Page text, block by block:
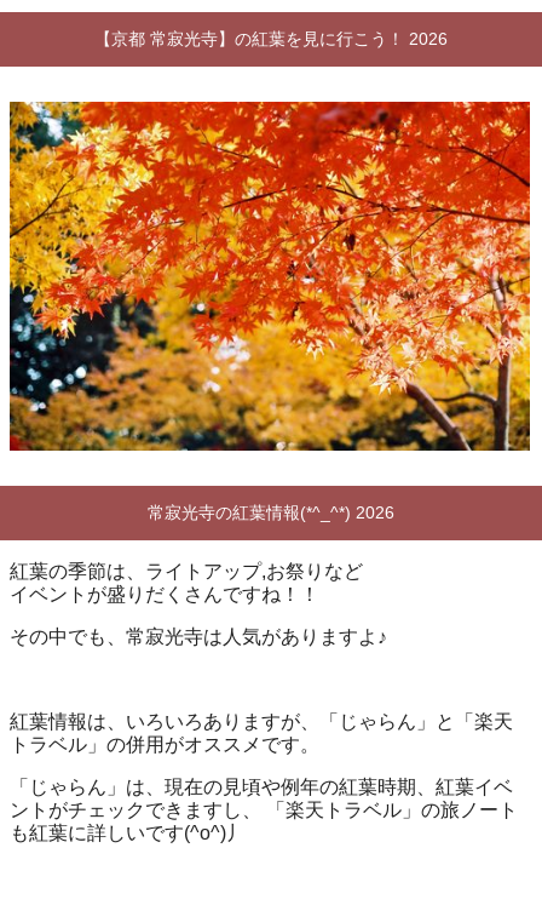
【京都 常寂光寺】の紅葉を見に行こう！ 2026
常寂光寺の紅葉情報(*^_^*) 2026
紅葉の季節は、ライトアップ,お祭りなど
イベントが盛りだくさんですね！！
その中でも、常寂光寺は人気がありますよ♪
紅葉情報は、いろいろありますが、「じゃらん」と「楽天
トラベル」の併用がオススメです。
「じゃらん」は、現在の見頃や例年の紅葉時期、紅葉イベ
ントがチェックできますし、 「楽天トラベル」の旅ノート
も紅葉に詳しいです(^o^)丿